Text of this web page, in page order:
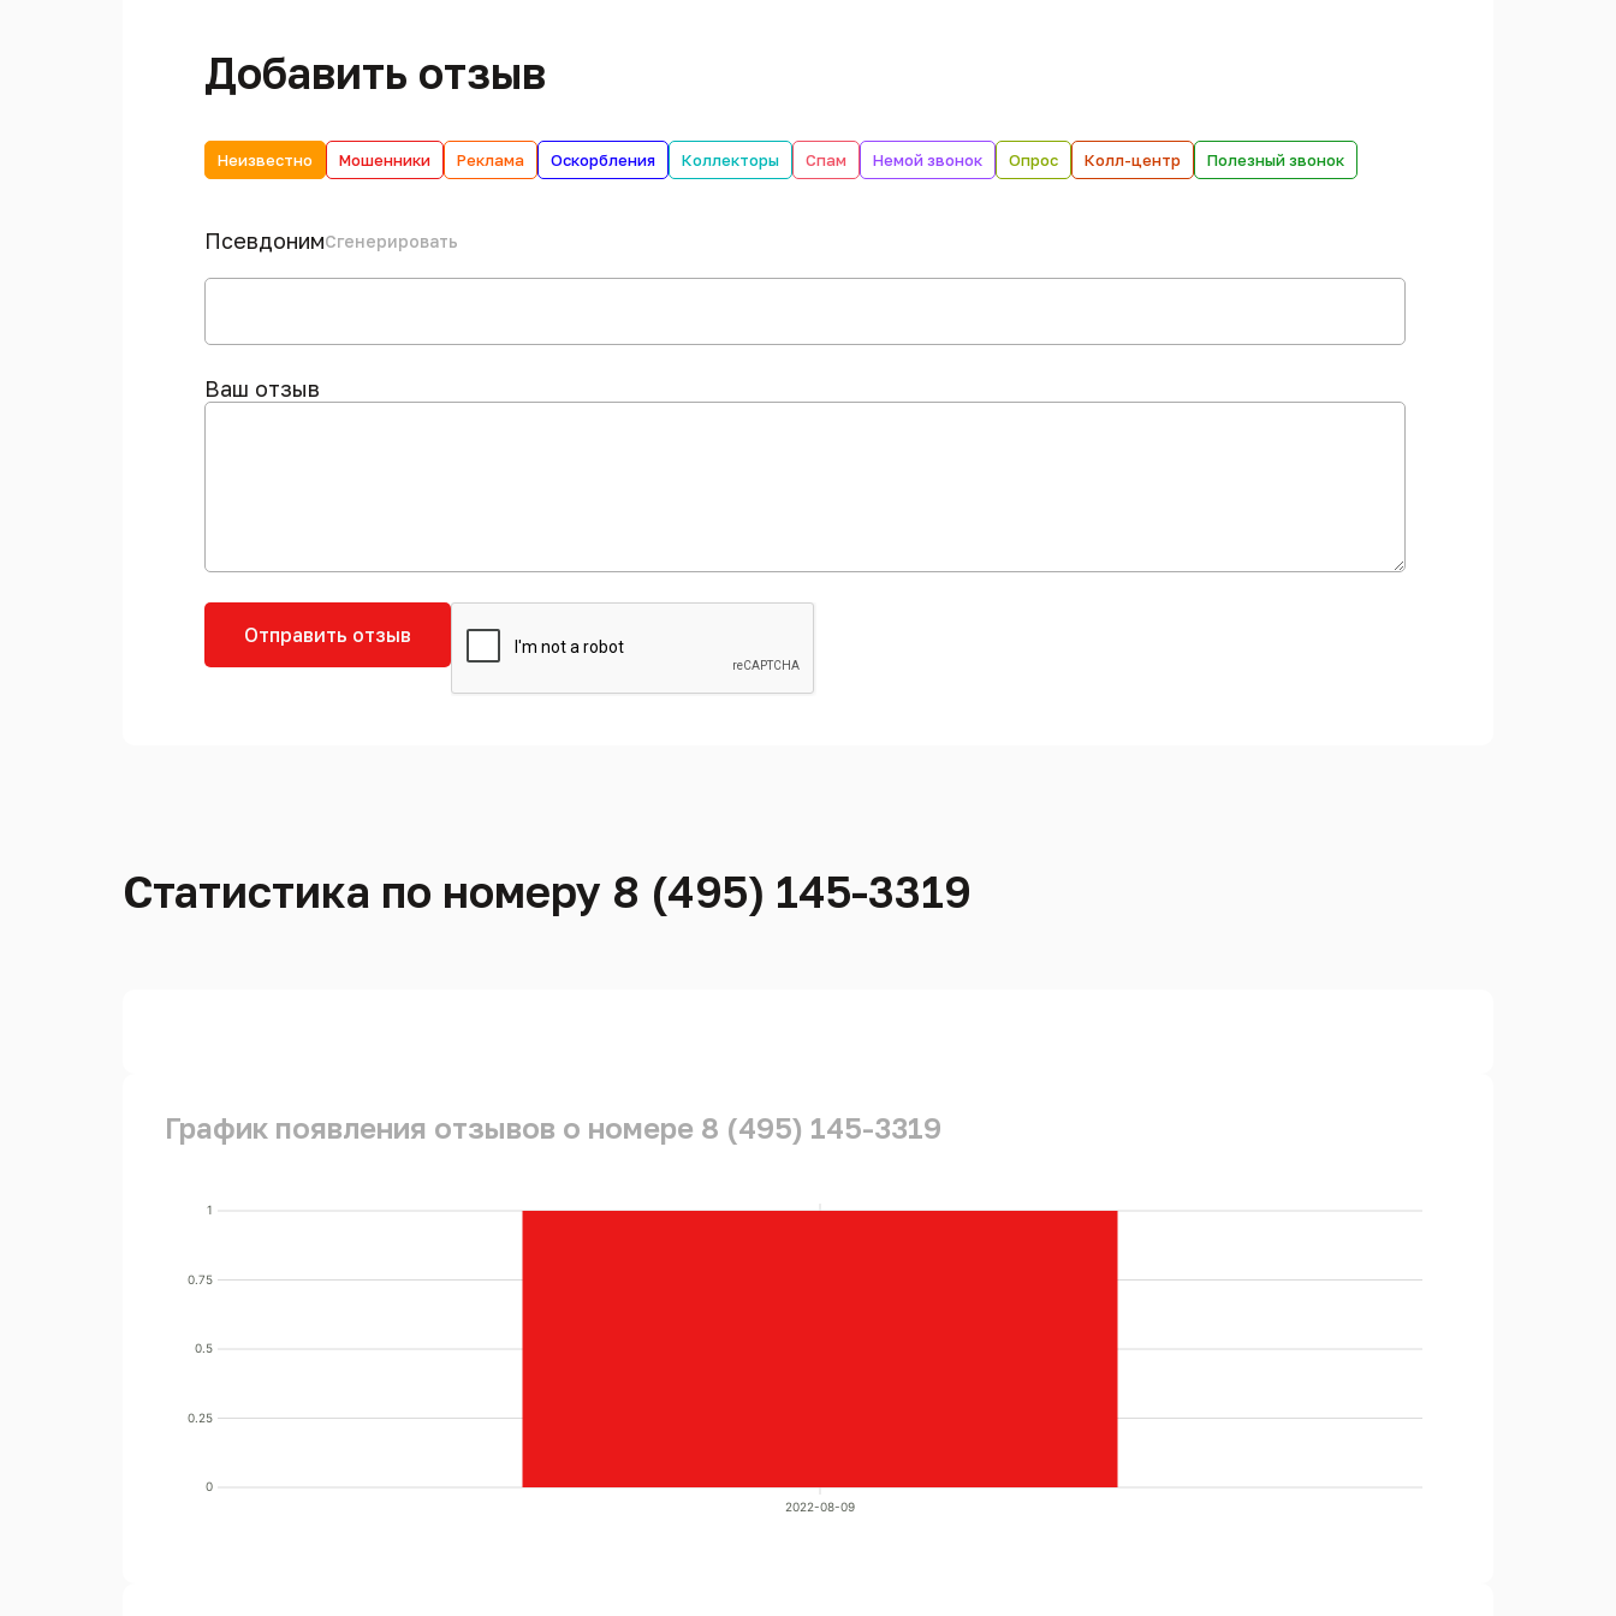
Добавить отзыв
Неизвестно Мошенники Реклама Оскорбления Коллекторы Спам Немой звонок Опрос Колл-центр Полезный звонок
ПсевдонимСгенерировать
Ваш отзыв
Отправить отзыв
Статистика по номеру 8 (495) 145-3319
График появления отзывов о номере 8 (495) 145-3319
0
0.25
0.5
0.75
1
2022-08-09